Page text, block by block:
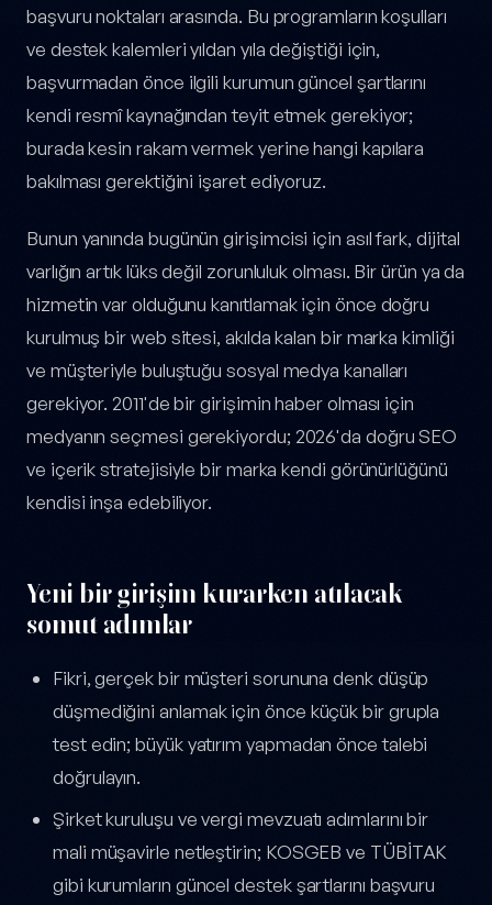
başvuru noktaları arasında. Bu programların koşulları
ve destek kalemleri yıldan yıla değiştiği için,
başvurmadan önce ilgili kurumun güncel şartlarını
kendi resmî kaynağından teyit etmek gerekiyor;
burada kesin rakam vermek yerine hangi kapılara
bakılması gerektiğini işaret ediyoruz.
Bunun yanında bugünün girişimcisi için asıl fark, dijital
varlığın artık lüks değil zorunluluk olması. Bir ürün ya da
hizmetin var olduğunu kanıtlamak için önce doğru
kurulmuş bir web sitesi, akılda kalan bir marka kimliği
ve müşteriyle buluştuğu sosyal medya kanalları
gerekiyor. 2011'de bir girişimin haber olması için
medyanın seçmesi gerekiyordu; 2026'da doğru SEO
ve içerik stratejisiyle bir marka kendi görünürlüğünü
kendisi inşa edebiliyor.
Yeni bir girişim kurarken atılacak
somut adımlar
Fikri, gerçek bir müşteri sorununa denk düşüp
düşmediğini anlamak için önce küçük bir grupla
test edin; büyük yatırım yapmadan önce talebi
doğrulayın.
Şirket kuruluşu ve vergi mevzuatı adımlarını bir
mali müşavirle netleştirin; KOSGEB ve TÜBİTAK
gibi kurumların güncel destek şartlarını başvuru